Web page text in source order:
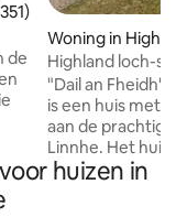
beoordeling van
de
Woning in
Highland loch-
slaapkamers en
"Dail an Fheidh"
is een huis met 2
aan de prachtige
Linnhe. Het huis ligt in een hectare veld
en heeft directe
huizen in